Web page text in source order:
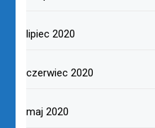
lipiec 2020
czerwiec 2020
maj 2020